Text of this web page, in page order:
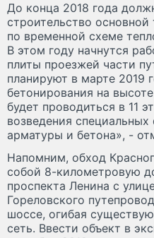
До конца 2018 года
строительство
по временной схеме
В этом году начнутся
плиты проезжей части
планируют в марте 2019
бетонирования на
будет проводиться в 11
возведения
арматуры и бетона», -
Напомним, обход
собой 8-километровую
проспекта Ленина с
Гореловского
шоссе, огибая
сеть. Ввести объект в